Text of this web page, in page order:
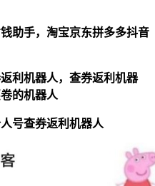
助手，淘宝京东拼多多抖音
利机器人，查券返利机器
的机器人
号查券返利机器人